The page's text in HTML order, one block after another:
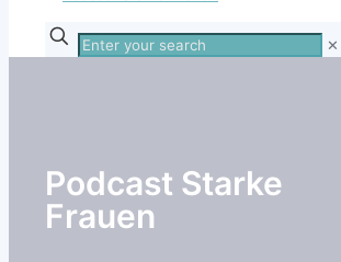
Enter
your
✕
Podcast Starke
Frauen